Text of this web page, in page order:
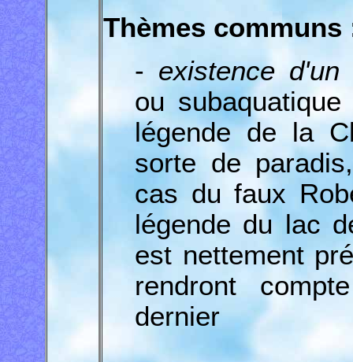
Thèmes communs
- existence d'un
ou
légende de la
sorte de
cas du faux
légende du lac
est nettement
rendront
dernier